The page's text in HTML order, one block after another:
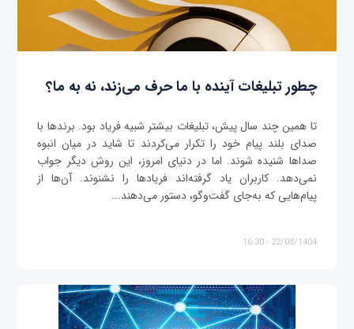
چطور تبلیغات آینده با ما حرف می‌زند، نه به ما؟
تا همین چند سال پیش، تبلیغات بیشتر شبیه فریاد بود. برندها با
صدای بلند پیام خود را تکرار می‌کردند تا شاید در میان انبوه
صداها شنیده شوند. اما در دنیای امروز، این روش دیگر جواب
نمی‌دهد. کاربران یاد گرفته‌اند فریادها را نشنوند. آن‌ها از
پیام‌هایی که به‌جای گفت‌وگو، دستور می‌دهند...
22/08/1404 - 16:30